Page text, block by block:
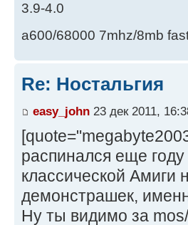
3.9-4.0
a600/68000 7mhz/8mb
Re: Ностальгия
easy_john 23 дек 2011,
распинался еще
классической Амиги
демонстрашек,
Ну ты видимо за